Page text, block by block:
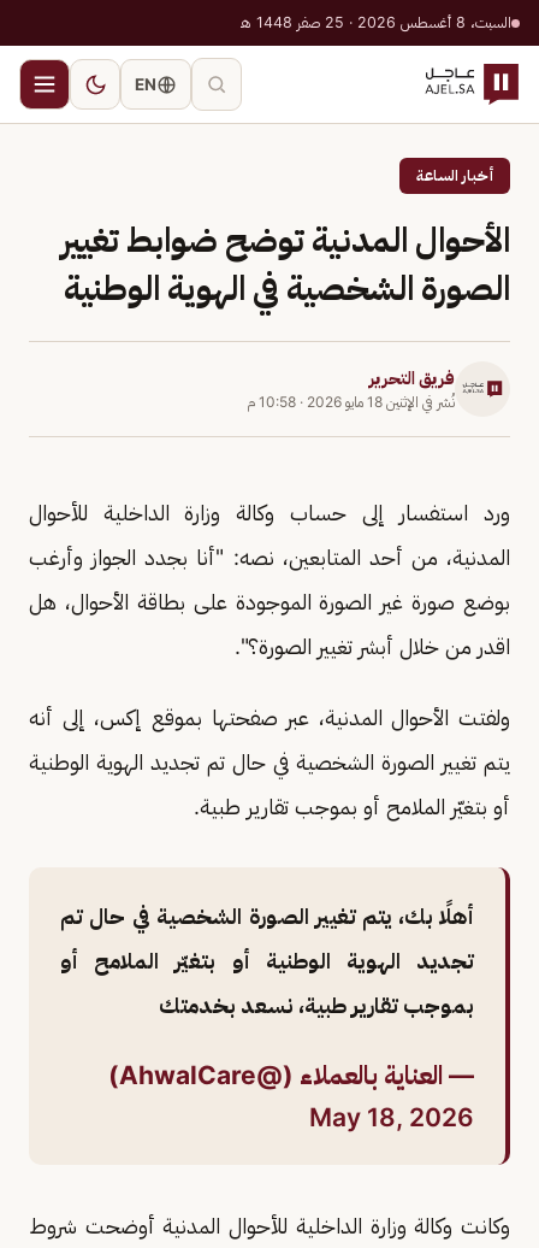
السبت، 8 أغسطس 2026 · 25 صفر 1448 هـ
EN
أخبار الساعة
الأحوال المدنية توضح ضوابط تغيير
الصورة الشخصية في الهوية الوطنية
فريق التحرير
نُشر في الإثنين 18 مايو 2026 · 10:58 م
ورد استفسار إلى حساب وكالة وزارة الداخلية للأحوال
المدنية، من أحد المتابعين، نصه: "أنا بجدد الجواز وأرغب
بوضع صورة غير الصورة الموجودة على بطاقة الأحوال، هل
اقدر من خلال أبشر تغيير الصورة؟".
ولفتت الأحوال المدنية، عبر صفحتها بموقع إكس، إلى أنه
يتم تغيير الصورة الشخصية في حال تم تجديد الهوية الوطنية
أو بتغيّر الملامح أو بموجب تقارير طبية.
أهلًا بك، يتم تغيير الصورة الشخصية في حال تم
تجديد الهوية الوطنية أو بتغيّر الملامح أو
بموجب تقارير طبية، نسعد بخدمتك
— العناية بالعملاء (@AhwalCare)
May 18, 2026
وكانت وكالة وزارة الداخلية للأحوال المدنية أوضحت شروط